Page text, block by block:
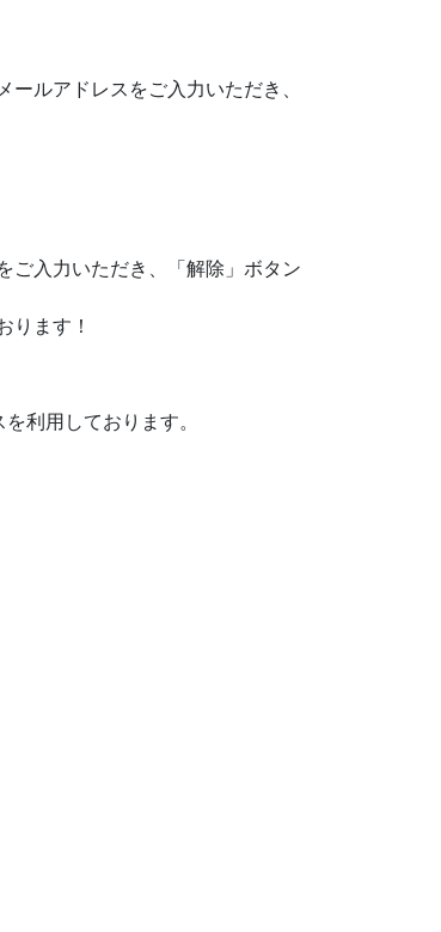
ルアドレスをご入力いただき、
ご入力いただき、「解除」ボタン
ります！
利用しております。